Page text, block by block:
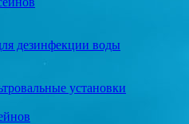
дезинфекции воды
установки